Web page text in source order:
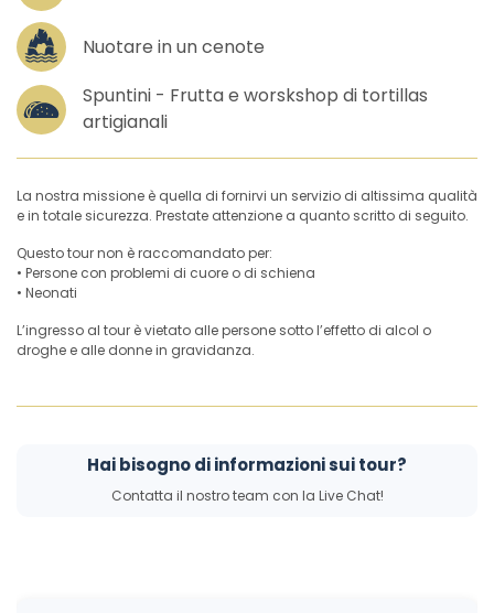
Nuotare in un cenote
Spuntini - Frutta e worskshop di tortillas
artigianali
La nostra missione è quella di fornirvi un servizio di altissima qualità
e in totale sicurezza. Prestate attenzione a quanto scritto di seguito.
Questo tour non è raccomandato per:
• Persone con problemi di cuore o di schiena
• Neonati
L’ingresso al tour è vietato alle persone sotto l’effetto di alcol o
droghe e alle donne in gravidanza.
Hai bisogno di informazioni sui tour?
Contatta il nostro team con la Live Chat!